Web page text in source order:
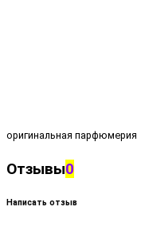
оригинальная парфюмерия
Отзывы0
Написать отзыв